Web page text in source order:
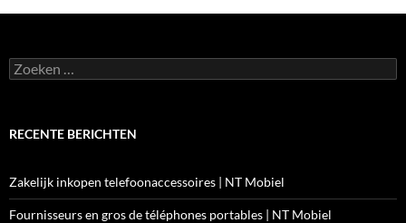
Zoeken
naar:
RECENTE BERICHTEN
Zakelijk inkopen telefoonaccessoires | NT Mobiel
Fournisseurs en gros de téléphones portables | NT Mobiel